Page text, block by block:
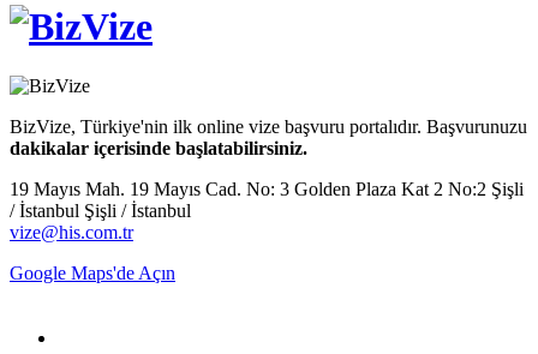
BizVize, Türkiye'nin ilk online vize başvuru portalıdır. Başvurunuzu
dakikalar içerisinde başlatabilirsiniz.
19 Mayıs Mah. 19 Mayıs Cad. No: 3 Golden Plaza Kat 2 No:2 Şişli
/ İstanbul Şişli / İstanbul
vize@his.com.tr
Google Maps'de Açın